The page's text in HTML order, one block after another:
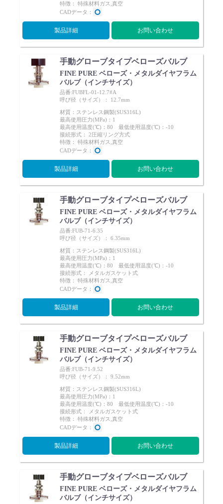
特徴： 特殊材料ガス,真空
CADデータ：
製品詳細 お問い合わせ
手動グローブタイプベローズバルブ
FINE PURE ベローズ・メタルダイヤフラム
バルブ（インチサイズ）
品番:FUBFL-01-12.7#A
呼び径（サイズ）： 12.7mm
材質：ステンレス鋼製(SUS316L)
最高使用圧力(MPa)：1
最高使用温度(℃)：80 最低使用温度(℃)：-10
接続形式： 2圧縮リング方式
特徴： 特殊材料ガス,真空
CADデータ：
製品詳細 お問い合わせ
手動グローブタイプベローズバルブ
FINE PURE ベローズ・メタルダイヤフラム
バルブ（インチサイズ）
品番:FUB-71-6.35
呼び径（サイズ）： 6.35mm
材質：ステンレス鋼製(SUS316L)
最高使用圧力(MPa)：1
最高使用温度(℃)：80 最低使用温度(℃)：-10
接続形式： メタルガスケット式
特徴： 特殊材料ガス,真空
CADデータ：
製品詳細 お問い合わせ
手動グローブタイプベローズバルブ
FINE PURE ベローズ・メタルダイヤフラム
バルブ（インチサイズ）
品番:FUB-71-9.52
呼び径（サイズ）： 9.52mm
材質：ステンレス鋼製(SUS316L)
最高使用圧力(MPa)：1
最高使用温度(℃)：80 最低使用温度(℃)：-10
接続形式： メタルガスケット式
特徴： 特殊材料ガス,真空
CADデータ：
製品詳細 お問い合わせ
手動グローブタイプベローズバルブ
FINE PURE ベローズ・メタルダイヤフラム
バルブ（インチサイズ）